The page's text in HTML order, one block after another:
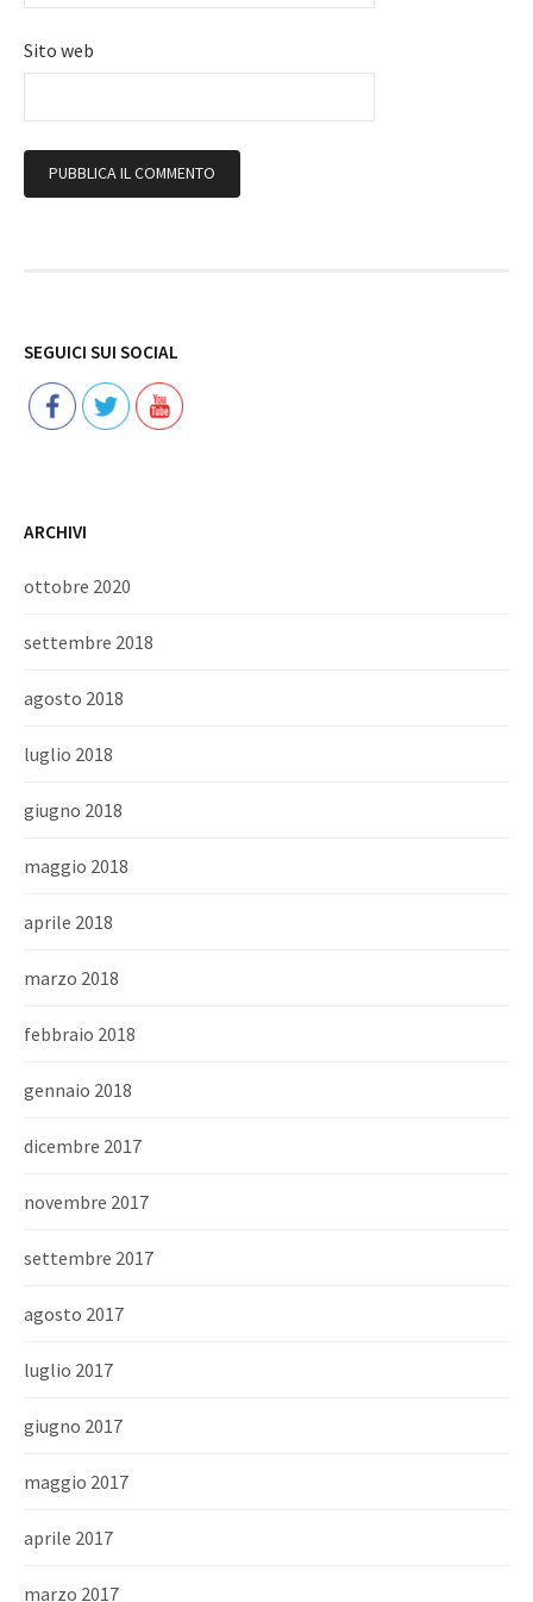
Sito web
SEGUICI SUI SOCIAL
ARCHIVI
ottobre 2020
settembre 2018
agosto 2018
luglio 2018
giugno 2018
maggio 2018
aprile 2018
marzo 2018
febbraio 2018
gennaio 2018
dicembre 2017
novembre 2017
settembre 2017
agosto 2017
luglio 2017
giugno 2017
maggio 2017
aprile 2017
marzo 2017